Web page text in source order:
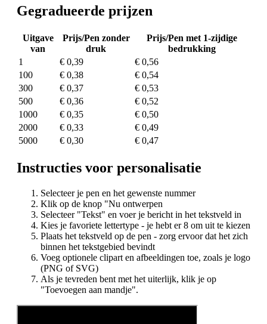
Gegradueerde prijzen
Uitgave
van
Prijs/Pen zonder
druk
Prijs/Pen met 1-zijdige
bedrukking
1
€ 0,39
€ 0,56
100
€ 0,38
€ 0,54
300
€ 0,37
€ 0,53
500
€ 0,36
€ 0,52
1000
€ 0,35
€ 0,50
2000
€ 0,33
€ 0,49
5000
€ 0,30 € 0,47
Instructies voor personalisatie
Selecteer je pen en het gewenste nummer
Klik op de knop "Nu ontwerpen
Selecteer "Tekst" en voer je bericht in het tekstveld in
Kies je favoriete lettertype - je hebt er 8 om uit te kiezen
Plaats het tekstveld op de pen - zorg ervoor dat het zich
binnen het tekstgebied bevindt
Voeg optionele clipart en afbeeldingen toe, zoals je logo
(PNG of SVG)
Als je tevreden bent met het uiterlijk, klik je op
"Toevoegen aan mandje".